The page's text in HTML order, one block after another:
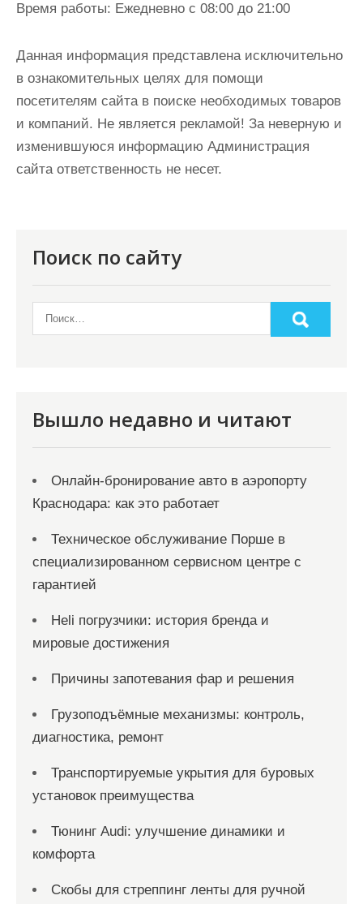
Время работы: Ежедневно с 08:00 до 21:00
Данная информация представлена исключительно
в ознакомительных целях для помощи
посетителям сайта в поиске необходимых товаров
и компаний. Не является рекламой! За неверную и
изменившуюся информацию Администрация
сайта ответственность не несет.
Поиск по сайту
Вышло недавно и читают
Онлайн‑бронирование авто в аэропорту
Краснодара: как это работает
Техническое обслуживание Порше в
специализированном сервисном центре с
гарантией
Heli погрузчики: история бренда и
мировые достижения
Причины запотевания фар и решения
Грузоподъёмные механизмы: контроль,
диагностика, ремонт
Транспортируемые укрытия для буровых
установок преимущества
Тюнинг Audi: улучшение динамики и
комфорта
Скобы для стреппинг ленты для ручной